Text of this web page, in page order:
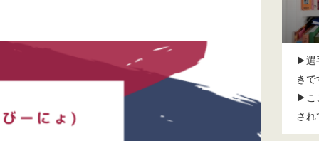
▶選
きで
▶こ
され